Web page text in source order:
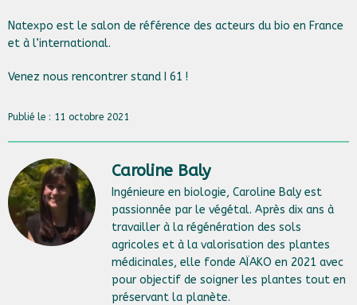
Natexpo est le salon de référence des acteurs du bio en France
et à l’international.
Venez nous rencontrer stand I 61 !
Publié le : 11 octobre 2021
Caroline Baly
Ingénieure en biologie, Caroline Baly est
passionnée par le végétal. Après dix ans à
travailler à la régénération des sols
agricoles et à la valorisation des plantes
médicinales, elle fonde AÏAKO en 2021 avec
pour objectif de soigner les plantes tout en
préservant la planète.